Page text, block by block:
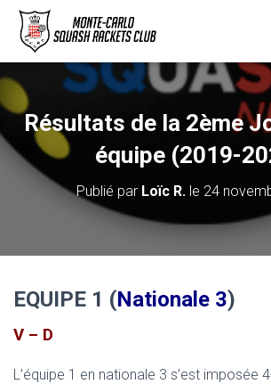
Résultats de la 2ème
équipe (2019-
Publié par Loïc R.le 24
EQUIPE 1 (Nationale 3)
V – D
L’équipe 1 en nationale 3 s’est imposée